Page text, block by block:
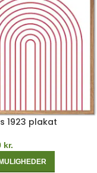
1923 plakat
kr.